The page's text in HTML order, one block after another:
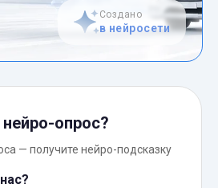
Создано
в нейросети
опрос?
— получите нейро-подсказку